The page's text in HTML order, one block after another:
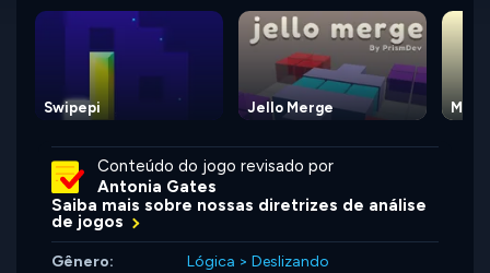
Swipepi Jello Merge
Conteúdo do jogo revisado por
Antonia Gates
Saiba mais sobre nossas diretrizes de análise
de jogos
Gênero: Lógica > Deslizando